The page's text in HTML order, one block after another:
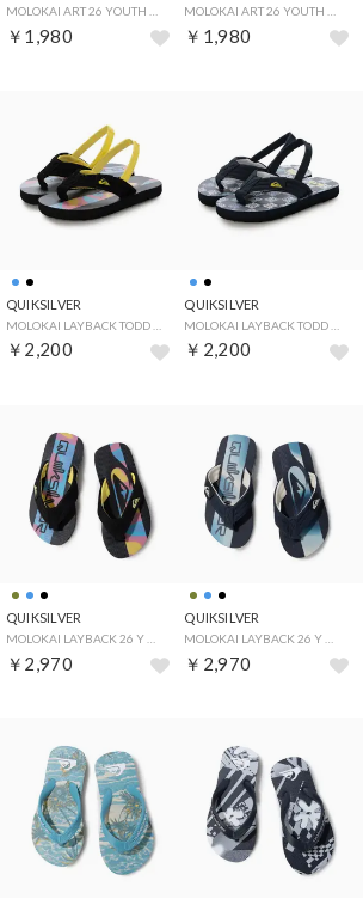
￥1,980 ￥1,980
QUIKSILVER
￥2,200
QUIKSILVER
￥2,200
QUIKSILVER
￥2,970
QUIKSILVER
￥2,970